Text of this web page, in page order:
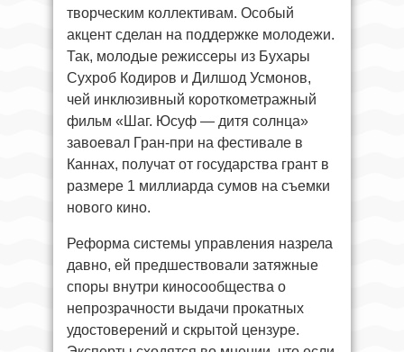
творческим коллективам. Особый
акцент сделан на поддержке молодежи.
Так, молодые режиссеры из Бухары
Сухроб Кодиров и Дилшод Усмонов,
чей инклюзивный короткометражный
фильм «Шаг. Юсуф — дитя солнца»
завоевал Гран-при на фестивале в
Каннах, получат от государства грант в
размере 1 миллиарда сумов на съемки
нового кино.
Реформа системы управления назрела
давно, ей предшествовали затяжные
споры внутри киносообщества о
непрозрачности выдачи прокатных
удостоверений и скрытой цензуре.